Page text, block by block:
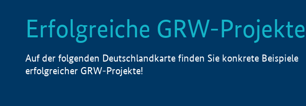
Erfolgreiche GRW-Projekte
Auf der folgenden Deutschlandkarte finden Sie konkrete Beispiele
erfolgreicher GRW-Projekte!